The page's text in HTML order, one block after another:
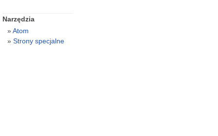
Narzędzia
Atom
Strony specjalne